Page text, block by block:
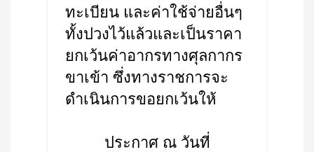
ทะเบียน และค่าใช้จ่ายอื่นๆ
ทั้งปวงไว้แล้วและเป็นราคา
ยกเว้นค่าอากรทางศุลกากร
ขาเข้า ซึ่งทางราชการจะ
ดำเนินการขอยกเว้นให้
ประกาศ ณ วันที่